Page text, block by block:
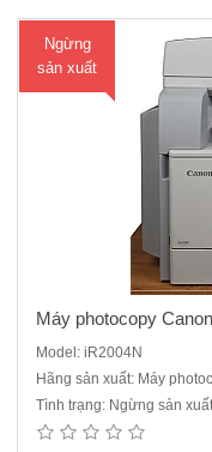
Ngừng
sản xuất
Máy photocopy
Model: iR2004N
Hãng sản xuất: Máy
Tình trạng: Ngừng sản xuất
Máy photocopy Canon
mạng, scan màu )quét
bản sao điện tử so le,